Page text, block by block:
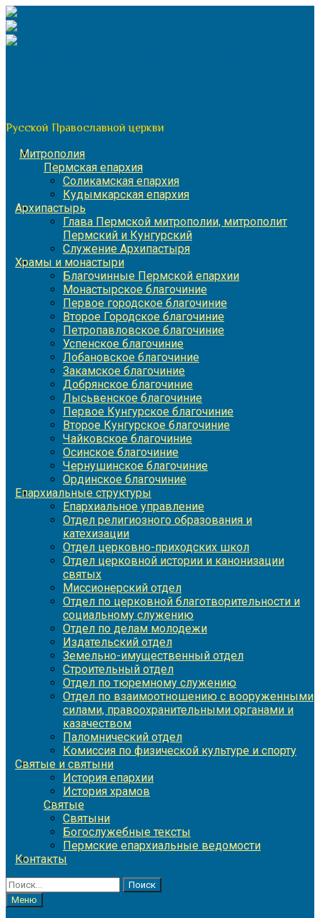
Перейти
к
содержимому
Русской Православной церкви
Митрополия
Пермская епархия
Соликамская епархия
Кудымкарская епархия
Архипастырь
Глава Пермской митрополии, митрополит
Пермский и Кунгурский
Служение Архипастыря
Храмы и монастыри
Благочинные Пермской епархии
Монастырское благочиние
Первое городское благочиние
Второе Городское благочиние
Петропавловское благочиние
Успенское благочиние
Лобановское благочиние
Закамское благочиние
Добрянское благочиние
Лысьвенское благочиние
Первое Кунгурское благочиние
Второе Кунгурское благочиние
Чайковское благочиние
Осинское благочиние
Чернушинское благочиние
Ординское благочиние
Епархиальные структуры
Епархиальное управление
Отдел религиозного образования и
катехизации
Отдел церковно-приходских школ
Отдел церковной истории и канонизации
святых
Миссионерский отдел
Отдел по церковной благотворительности и
социальному служению
Отдел по делам молодежи
Издательский отдел
Земельно-имущественный отдел
Строительный отдел
Отдел по тюремному служению
Отдел по взаимоотношению с вооруженными
силами, правоохранительными органами и
казачеством
Паломнический отдел
Комиссия по физической культуре и спорту
Святые и святыни
История епархии
История храмов
Святые
Святыни
Богослужебные тексты
Пермские епархиальные ведомости
Контакты
Найти:
Меню